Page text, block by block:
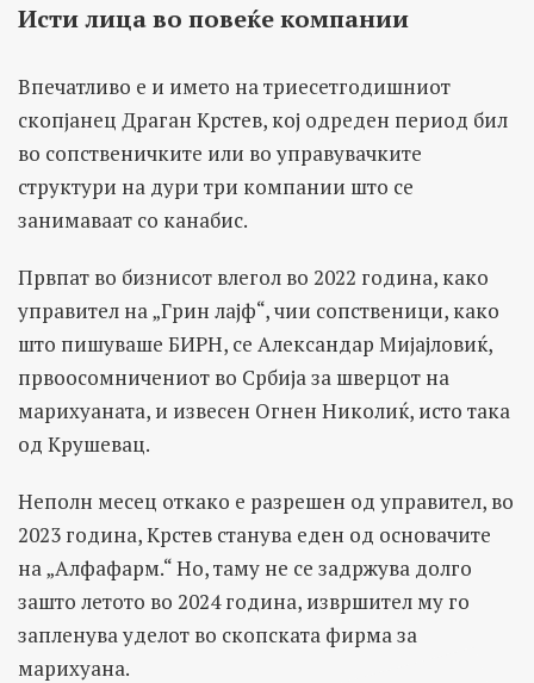
Исти лица во повеќе компании
Впечатливо е и името на триесетгодишниот
скопјанец Драган Крстев, кој одреден период бил
во сопственичките или во управувачките
структури на дури три компании што се
занимаваат со канабис.
Првпат во бизнисот влегол во 2022 година, како
управител на „Грин лајф“, чии сопственици, како
што пишуваше БИРН, се Александар Мијајловиќ,
првоосомничениот во Србија за шверцот на
марихуаната, и извесен Огнен Николиќ, исто така
од Крушевац.
Неполн месец откако е разрешен од управител, во
2023 година, Крстев станува еден од основачите
на „Алфафарм.“ Но, таму не се задржува долго
зашто летото во 2024 година, извршител му го
запленува уделот во скопската фирма за
марихуана.